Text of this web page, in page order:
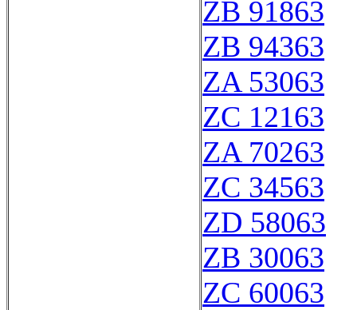
ZB 91863
ZB 94363
ZA 53063
ZC 12163
ZA 70263
ZC 34563
ZD 58063
ZB 30063
ZC 60063